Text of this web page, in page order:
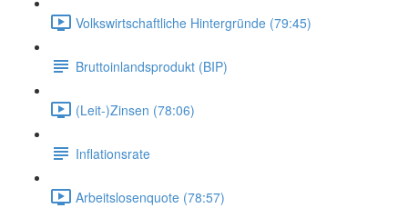
Volkswirtschaftliche Hintergründe (79:45)
Bruttoinlandsprodukt (BIP)
(Leit-)Zinsen (78:06)
Inflationsrate
Arbeitslosenquote (78:57)